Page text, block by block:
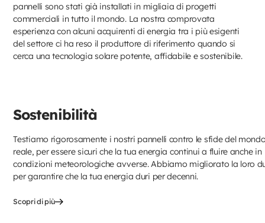
pannelli sono stati già installati in migliaia di progetti
commerciali in tutto il mondo. La nostra comprovata
esperienza con alcuni acquirenti di energia tra i più esigenti
del settore ci ha reso il produttore di riferimento quando si
cerca una tecnologia solare potente, affidabile e sostenibile.
Sostenibilità
Testiamo rigorosamente i nostri pannelli contro le sfide del
reale, per essere sicuri che la tua energia continui a fluire anche in
condizioni meteorologiche avverse. Abbiamo migliorato la loro
per garantire che la tua energia duri per decenni.
Scopri di più